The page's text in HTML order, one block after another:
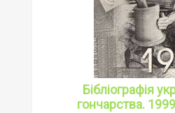
Бібліографія
гончарства.